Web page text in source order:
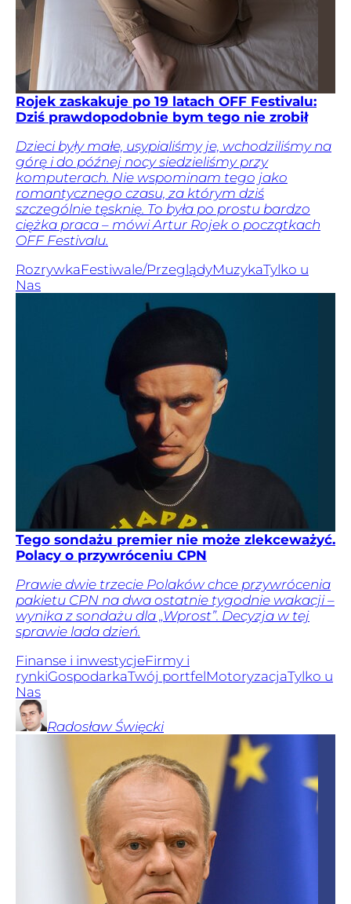
Rojek zaskakuje po 19 latach OFF Festivalu:
Dziś prawdopodobnie bym tego nie zrobił
Dzieci były małe, usypialiśmy je, wchodziliśmy na
górę i do późnej nocy siedzieliśmy przy
komputerach. Nie wspominam tego jako
romantycznego czasu, za którym dziś
szczególnie tęsknię. To była po prostu bardzo
ciężka praca – mówi Artur Rojek o początkach
OFF Festivalu.
RozrywkaFestiwale/PrzeglądyMuzykaTylko u
Nas
Tego sondażu premier nie może zlekceważyć.
Polacy o przywróceniu CPN
Prawie dwie trzecie Polaków chce przywrócenia
pakietu CPN na dwa ostatnie tygodnie wakacji –
wynika z sondażu dla „Wprost”. Decyzja w tej
sprawie lada dzień.
Finanse i inwestycjeFirmy i
rynkiGospodarkaTwój portfelMotoryzacjaTylko u
Nas
Radosław Święcki